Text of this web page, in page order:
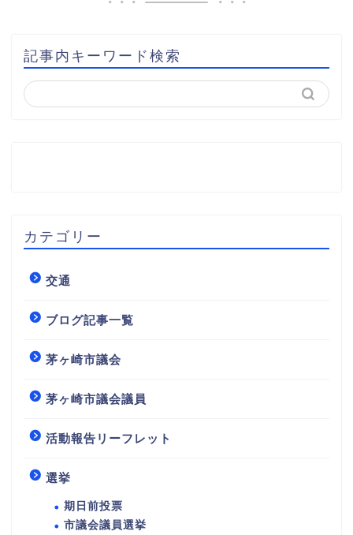
記事内キーワード検索
カテゴリー
交通
ブログ記事一覧
茅ヶ崎市議会
茅ヶ崎市議会議員
活動報告リーフレット
選挙
期日前投票
市議会議員選挙